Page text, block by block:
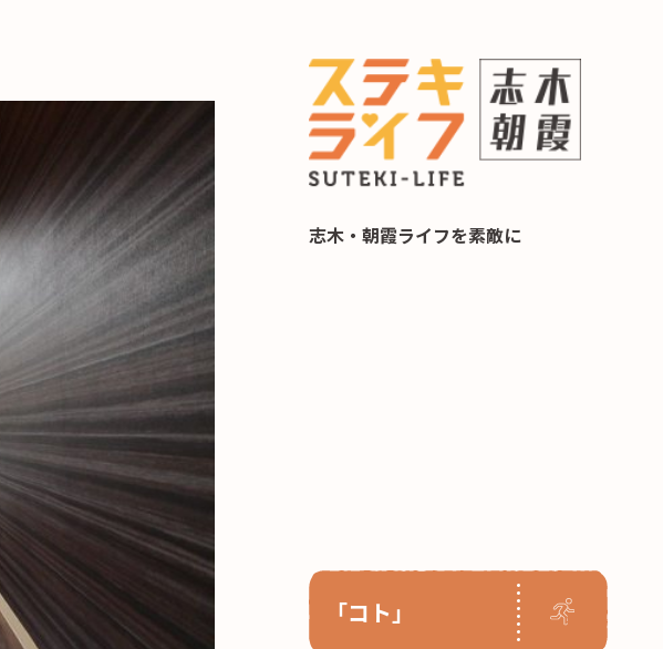
志木・朝霞ライフを素敵に
「コト」
これからの暮らし 住み替え相談
記事検索